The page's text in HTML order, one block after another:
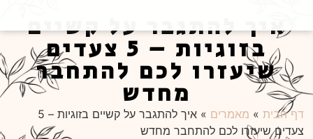
איך להתגבר על קשיים
בזוגיות – 5 צעדים
שיעזרו לכם להתחבר
מחדש
דף הבית » מאמרים »
איך להתגבר על קשיים בזוגיות – 5
צעדים שיעזרו לכם להתחבר מחדש